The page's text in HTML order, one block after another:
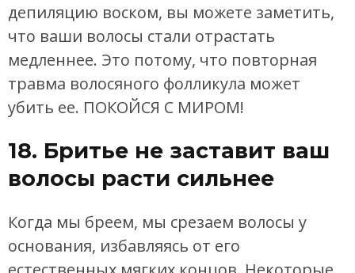
депиляцию воском, вы можете заметить,
что ваши волосы стали отрастать
медленнее. Это потому, что повторная
травма волосяного фолликула может
убить ее. ПОКОЙСЯ С МИРОМ!
18. Бритье не заставит ваш
волосы расти сильнее
Когда мы бреем, мы срезаем волосы у
основания, избавляясь от его